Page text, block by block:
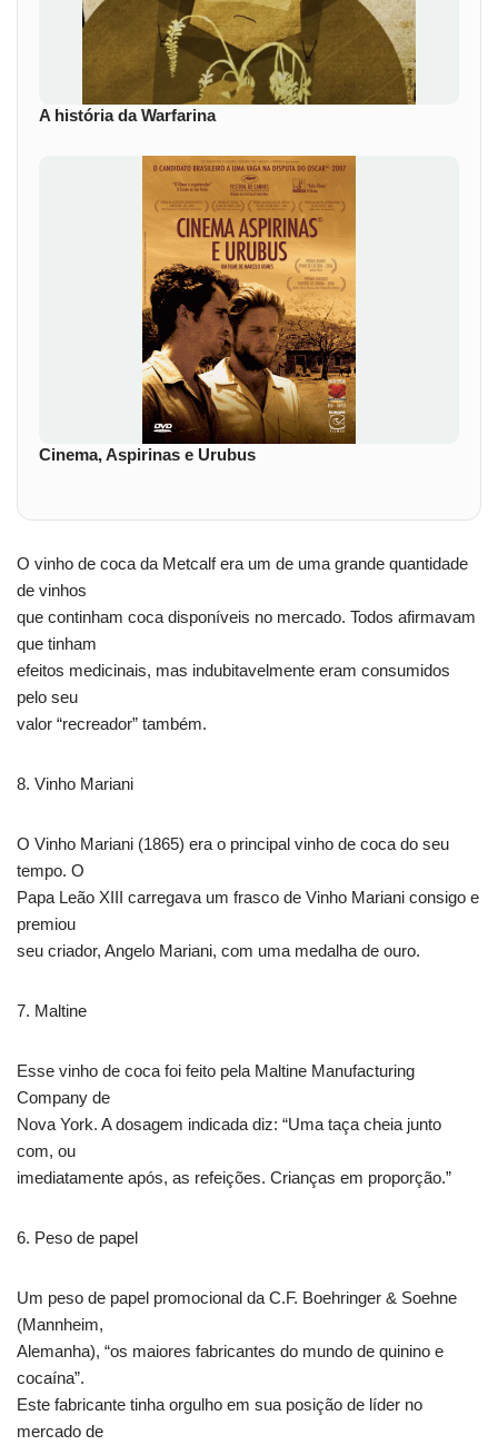
A história da Warfarina
Cinema, Aspirinas e Urubus
O vinho de coca da Metcalf era um de uma grande quantidade
de vinhos
que continham coca disponíveis no mercado. Todos afirmavam
que tinham
efeitos medicinais, mas indubitavelmente eram consumidos
pelo seu
valor “recreador” também.
8. Vinho Mariani
O Vinho Mariani (1865) era o principal vinho de coca do seu
tempo. O
Papa Leão XIII carregava um frasco de Vinho Mariani consigo e
premiou
seu criador, Angelo Mariani, com uma medalha de ouro.
7. Maltine
Esse vinho de coca foi feito pela Maltine Manufacturing
Company de
Nova York. A dosagem indicada diz: “Uma taça cheia junto
com, ou
imediatamente após, as refeições. Crianças em proporção.”
6. Peso de papel
Um peso de papel promocional da C.F. Boehringer & Soehne
(Mannheim,
Alemanha), “os maiores fabricantes do mundo de quinino e
cocaína”.
Este fabricante tinha orgulho em sua posição de líder no
mercado de